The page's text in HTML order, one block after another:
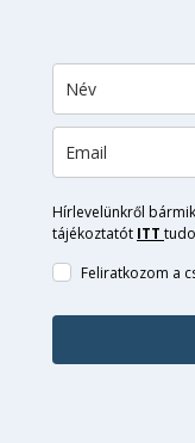
Hírlevelünkről
tájékoztatót ITT
Feliratkozom a